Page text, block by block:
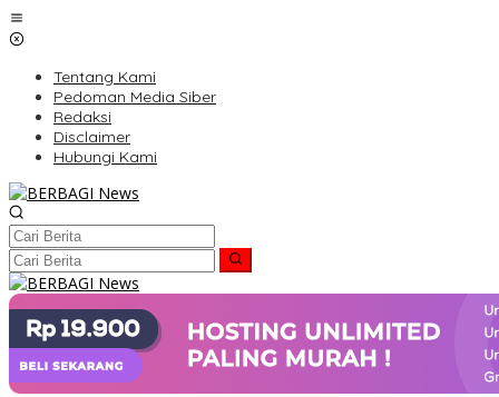
Lewati
ke
Tentang Kami
Pedoman Media Siber
Redaksi
Disclaimer
Hubungi Kami